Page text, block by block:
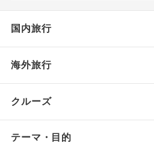
国内旅行
海外旅行
クルーズ
テーマ・目的